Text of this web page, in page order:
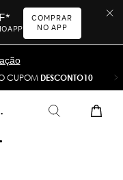
COMPRAR
NO APP
CUPOM DESCONTO10